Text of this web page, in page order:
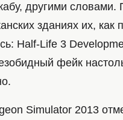
другими
зданиях их,
Half-Life 3
фейк
Simulator 2013